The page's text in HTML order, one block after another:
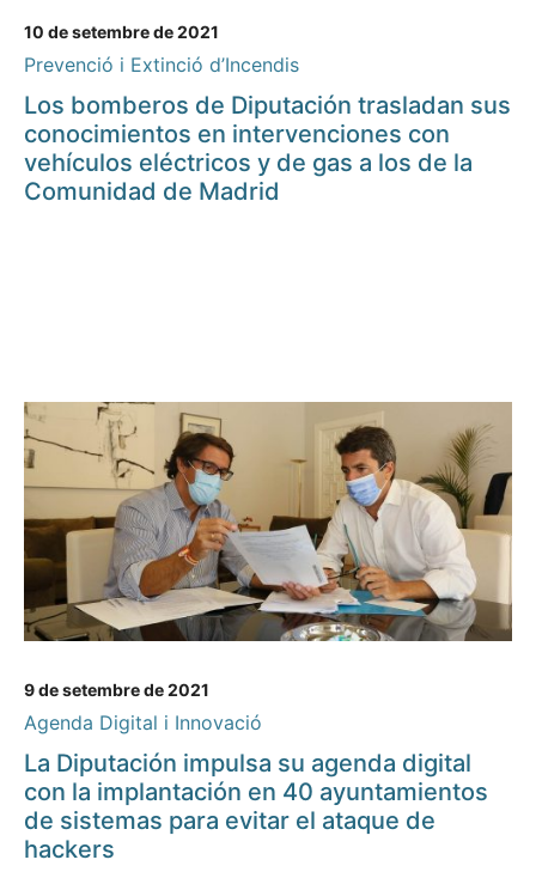
10 de setembre de 2021
Prevenció i Extinció d’Incendis
Los bomberos de Diputación trasladan sus
conocimientos en intervenciones con
vehículos eléctricos y de gas a los de la
Comunidad de Madrid
9 de setembre de 2021
Agenda Digital i Innovació
La Diputación impulsa su agenda digital
con la implantación en 40 ayuntamientos
de sistemas para evitar el ataque de
hackers